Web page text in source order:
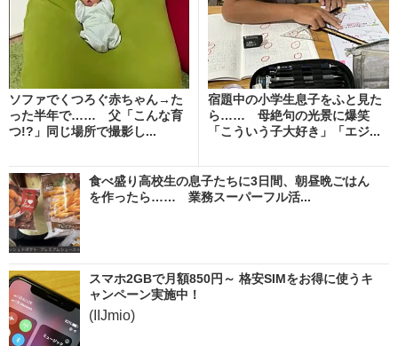
ソファでくつろぐ赤ちゃん→た
った半年で…… 父「こんな育
つ!?」同じ場所で撮影し...
宿題中の小学生息子をふと見た
ら…… 母絶句の光景に爆笑
「こういう子大好き」「エジ...
食べ盛り高校生の息子たちに3日間、朝昼晩ごはん
を作ったら…… 業務スーパーフル活...
スマホ2GBで月額850円～ 格安SIMをお得に使うキ
ャンペーン実施中！
(IIJmio)